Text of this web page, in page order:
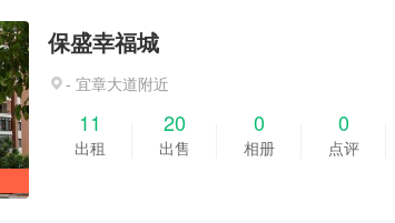
保盛幸福城
- 宜章大道附近
11
出租
20
出售
0
相册
0
点评